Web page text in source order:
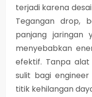
terjadi karena
Tegangan drop,
panjang jaringan
menyebabkan
efektif. Tanpa alat
sulit bagi
titik kehilangan